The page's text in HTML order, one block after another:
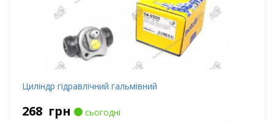
Циліндр гідравлічний гальмівний
268 грн
сьогодні